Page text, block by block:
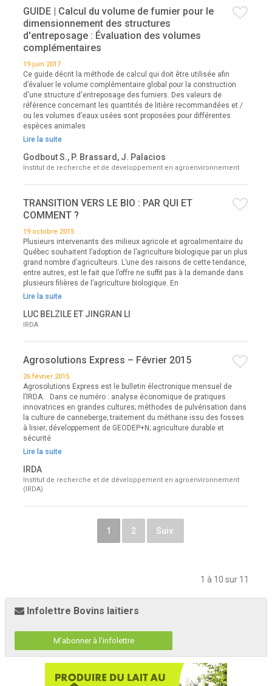
GUIDE | Calcul du volume de fumier pour le
dimensionnement des structures
d'entreposage : Évaluation des volumes
complémentaires
19 juin 2017
Ce guide décrit la méthode de calcul qui doit être utilisée afin
d’évaluer le volume complémentaire global pour la construction
d'une structure d'entreposage des fumiers. Des valeurs de
référence concernant les quantités de litière recommandées et /
ou les volumes d’eaux usées sont proposées pour différentes
espèces animales
Lire la suite
Godbout S., P. Brassard, J. Palacios
Institut de recherche et de développement en agroenvironnement
TRANSITION VERS LE BIO : PAR QUI ET
COMMENT ?
19 octobre 2015
Plusieurs intervenants des milieux agricole et agroalimentaire du
Québec souhaitent l’adoption de l’agriculture biologique par un plus
grand nombre d’agriculteurs. L’une des raisons de cette tendance,
entre autres, est le fait que l’offre ne suffit pas à la demande dans
plusieurs filières de l’agriculture biologique. En
Lire la suite
LUC BELZILE ET JINGRAN LI
IRDA
Agrosolutions Express – Février 2015
26 février 2015
Agrosolutions Express est le bulletin électronique mensuel de
l’IRDA. Dans ce numéro : analyse économique de pratiques
innovatrices en grandes cultures; méthodes de pulvérisation dans
la culture de canneberge; traitement du méthane issu des fosses
à lisier; développement de GEODEP+N; agriculture durable et
sécurité
Lire la suite
IRDA
Institut de recherche et de développement en agroenvironnement
(IRDA)
1 2 Suiv.
1 à 10 sur 11
Infolettre Bovins laitiers
M'abonner à l'infolettre